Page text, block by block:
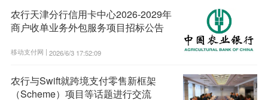
农行天津分行信用卡中心2026-2029年
商户收单业务外包服务项目招标公告
移动支付网 | 2026/6/3 17:52:09
农行与Swift就跨境支付零售新框架
（Scheme）项目等话题进行交流